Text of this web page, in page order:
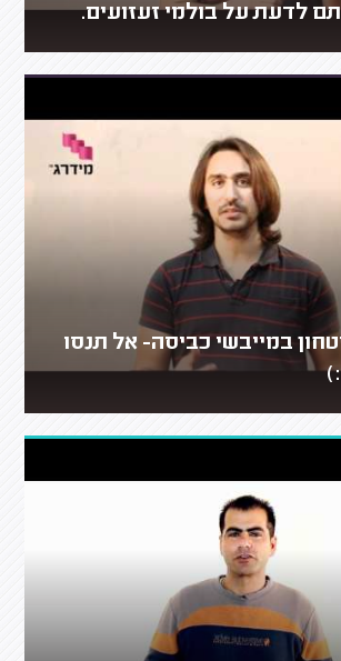
לדעת על בולמי זעזועים.
במייבשי כביסה- אל תנסו